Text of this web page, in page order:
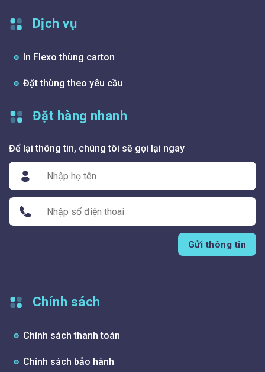
Dịch vụ
In Flexo thùng carton
Đặt thùng theo yêu cầu
Đặt hàng nhanh
Để lại thông tin, chúng tôi sẽ gọi lại ngay
Gửi thông tin
Chính sách
Chính sách thanh toán
Chính sách bảo hành